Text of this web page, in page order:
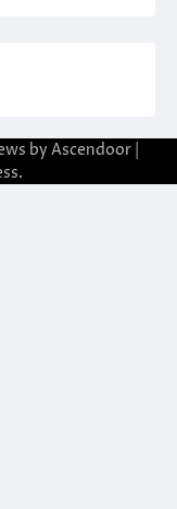
by Ascendoor
.